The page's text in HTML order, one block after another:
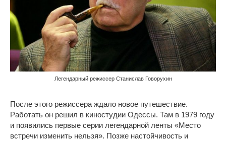
Легендарный режиссер Станислав Говорухин
После этого режиссера ждало новое путешествие.
Работать он решил в киностудии Одессы. Там в 1979 году
и появились первые серии легендарной ленты «Место
встречи изменить нельзя». Позже настойчивость и